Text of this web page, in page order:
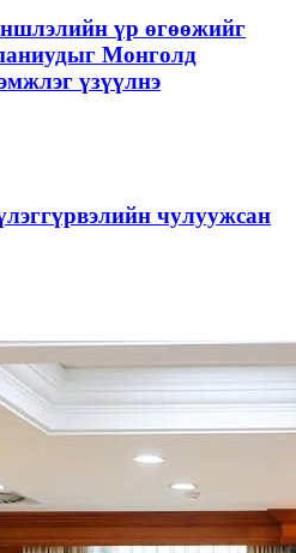
үр өгөөжийг
Монголд
үзүүлнэ
чулуужсан